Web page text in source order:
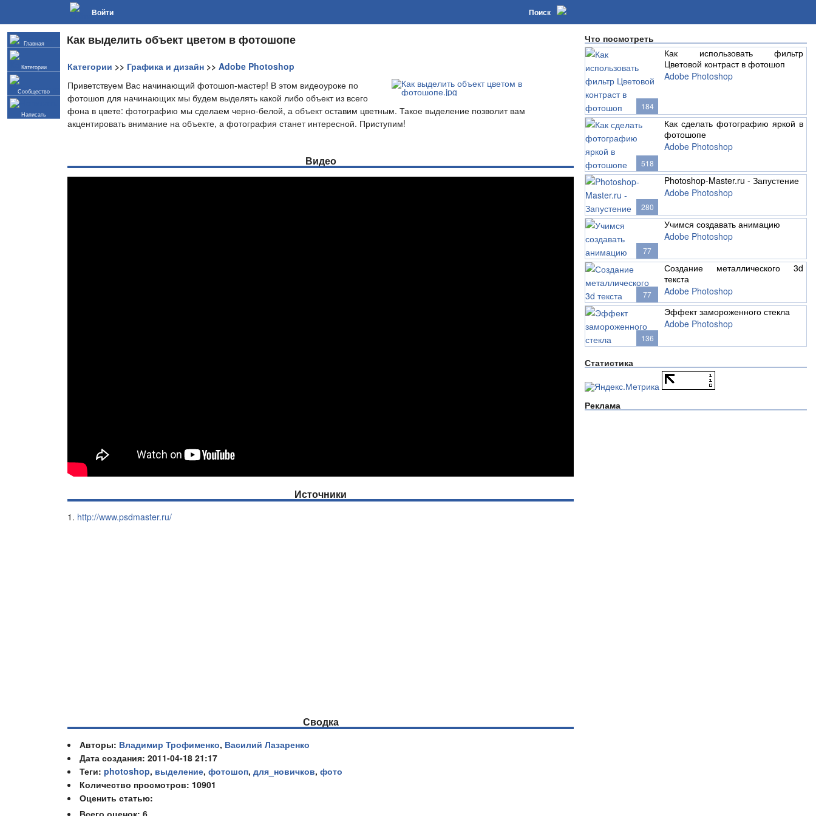
Войти Поиск
Главная
Категории
Сообщество
Написать
Как выделить объект цветом в фотошопе
Категории >> Графика и дизайн >> Adobe Photoshop
Приветствуем Вас начинающий фотошоп-мастер! В этом видеоуроке по
фотошоп для начинающих мы будем выделять какой либо объект из всего
фона в цвете: фотографию мы сделаем черно-белой, а объект оставим цветным. Такое выделение позволит вам
акцентировать внимание на объекте, а фотография станет интересной. Приступим!
Видео
Источники
http://www.psdmaster.ru/
Сводка
Авторы: Владимир Трофименко, Василий Лазаренко
Дата создания: 2011-04-18 21:17
Теги: photoshop, выделение, фотошоп, для_новичков, фото
Количество просмотров: 10901
Оценить статью:
Что посмотреть
184
Как использовать фильтр
Цветовой контраст в фотошоп
Adobe Photoshop
518
Как сделать фотографию яркой в
фотошопе
Adobe Photoshop
280
Photoshop-Master.ru - Запустение
Adobe Photoshop
77
Учимся создавать анимацию
Adobe Photoshop
77
Создание металлического 3d
текста
Adobe Photoshop
136
Эффект замороженного стекла
Adobe Photoshop
Статистика
Реклама